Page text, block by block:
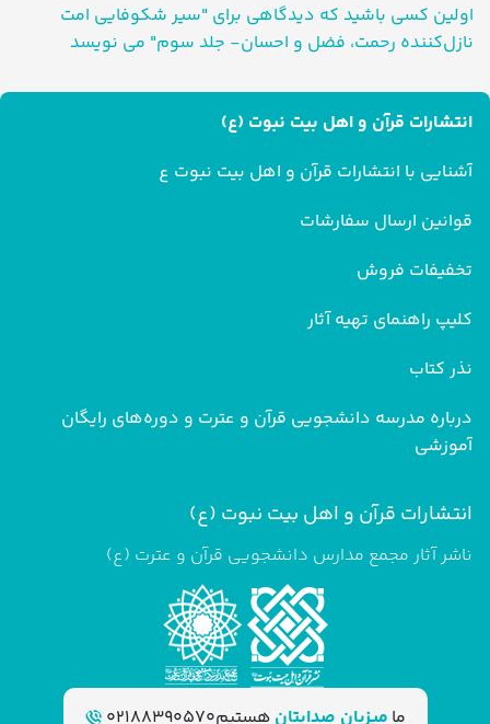
اولین کسی باشید که دیدگاهی برای "سیر شکوفایی امت
نازل‌کننده رحمت، فضل و احسان- جلد سوم" می نویسد
انتشارات قرآن و اهل بیت نبوت (ع)
آشنایی با انتشارات قرآن و اهل بیت نبوت ع
قوانین ارسال سفارشات
تخفیفات فروش
کلیپ راهنمای تهیه آثار
نذر کتاب
درباره مدرسه دانشجویی قرآن و عترت و دوره‌های رایگان
آموزشی
انتشارات قرآن و اهل بیت نبوت (ع)
ناشر آثار مجمع مدارس دانشجویی قرآن و عترت (ع)
ما میزبان صدایتان هستیم02188390570